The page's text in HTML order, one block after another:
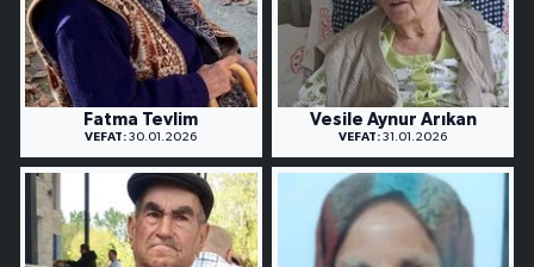
Fatma Tevlim
VEFAT: 30.01.2026
Vesile Aynur Arıkan
VEFAT: 31.01.2026